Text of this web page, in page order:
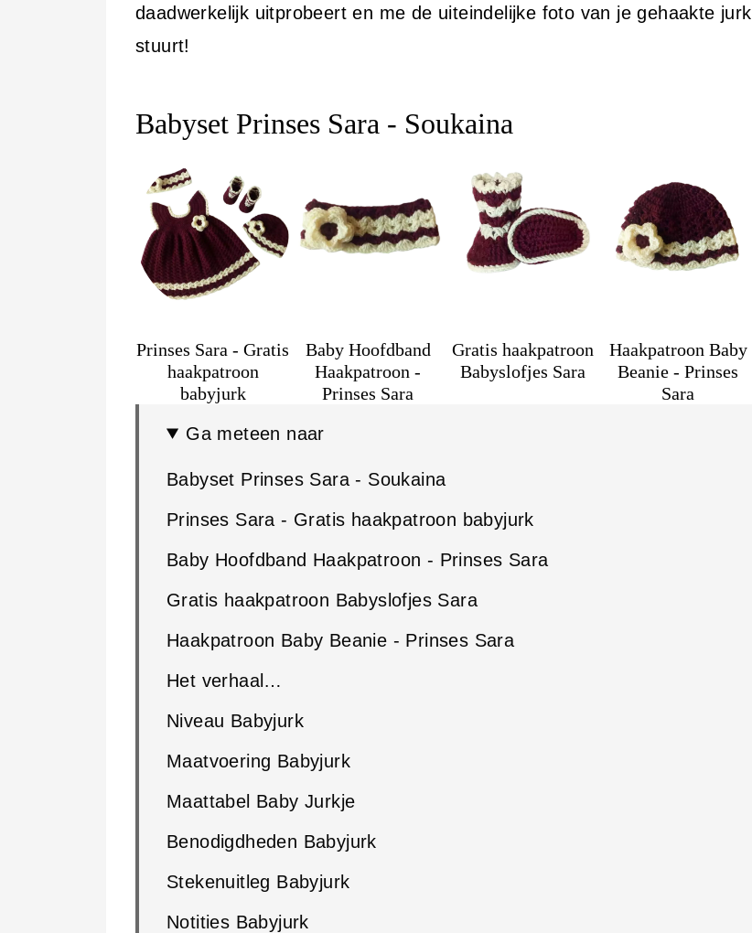
daadwerkelijk uitprobeert en me de uiteindelijke foto van je gehaakte jurk
stuurt!
Babyset Prinses Sara - Soukaina
Prinses Sara - Gratis
haakpatroon
babyjurk
Baby Hoofdband
Haakpatroon -
Prinses Sara
Gratis haakpatroon
Babyslofjes Sara
Haakpatroon Baby
Beanie - Prinses
Sara
Ga meteen naar
Babyset Prinses Sara - Soukaina
Prinses Sara - Gratis haakpatroon babyjurk
Baby Hoofdband Haakpatroon - Prinses Sara
Gratis haakpatroon Babyslofjes Sara
Haakpatroon Baby Beanie - Prinses Sara
Het verhaal…
Niveau Babyjurk
Maatvoering Babyjurk
Maattabel Baby Jurkje
Benodigdheden Babyjurk
Stekenuitleg Babyjurk
Notities Babyjurk